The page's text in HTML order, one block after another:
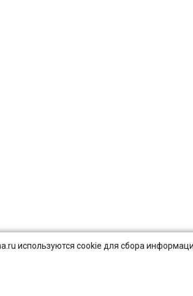
используются cookie для сбора